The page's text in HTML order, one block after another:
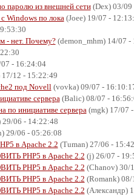
паролю из внешней сети(Dex) 03/09
Windows по лока (Joee) 19/07 -
- нет. Почему?(demon_mhm) 14/07 -
- 16:24:04
12 - 15:22:49
под Novell (vovka) 09/07 -
сервера (Balic) 08/07 -
по инициативе сервера (mgk) 17/07
06 - 14:22:48
29/06 - 05:26:08
в Apache 2.2 (Tuman) 27/06 -
РНР5 в Apache 2.2 (j) 26/07 -
РНР5 в Apache 2.2 (Chanov) 30/
РНР5 в Apache 2.2 (Romank)
РНР5 в Apache 2.2 (Александр)